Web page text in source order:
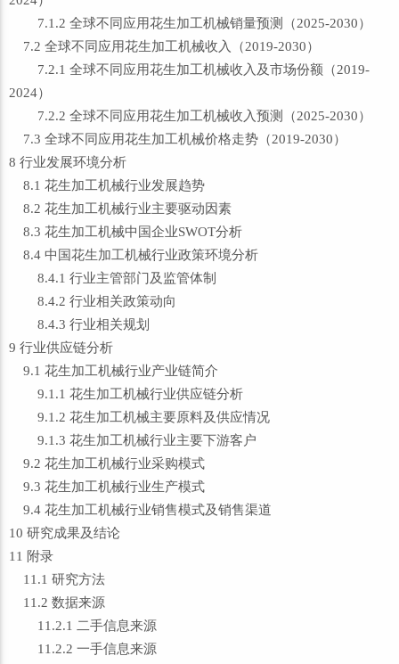
7.1.2 全球不同应用花生加工机械销量预测（2025-2030）
7.2 全球不同应用花生加工机械收入（2019-2030）
7.2.1 全球不同应用花生加工机械收入及市场份额（2019-
2024）
7.2.2 全球不同应用花生加工机械收入预测（2025-2030）
7.3 全球不同应用花生加工机械价格走势（2019-2030）
8 行业发展环境分析
8.1 花生加工机械行业发展趋势
8.2 花生加工机械行业主要驱动因素
8.3 花生加工机械中国企业SWOT分析
8.4 中国花生加工机械行业政策环境分析
8.4.1 行业主管部门及监管体制
8.4.2 行业相关政策动向
8.4.3 行业相关规划
9 行业供应链分析
9.1 花生加工机械行业产业链简介
9.1.1 花生加工机械行业供应链分析
9.1.2 花生加工机械主要原料及供应情况
9.1.3 花生加工机械行业主要下游客户
9.2 花生加工机械行业采购模式
9.3 花生加工机械行业生产模式
9.4 花生加工机械行业销售模式及销售渠道
10 研究成果及结论
11 附录
11.1 研究方法
11.2 数据来源
11.2.1 二手信息来源
11.2.2 一手信息来源